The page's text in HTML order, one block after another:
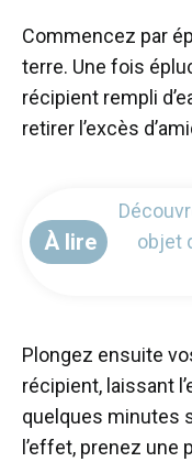
Commencez par
terre. Une fois
récipient rempli
retirer l’excès
À lire
objet
Plongez ensuite
récipient, laissant
quelques minutes
l’effet, prenez